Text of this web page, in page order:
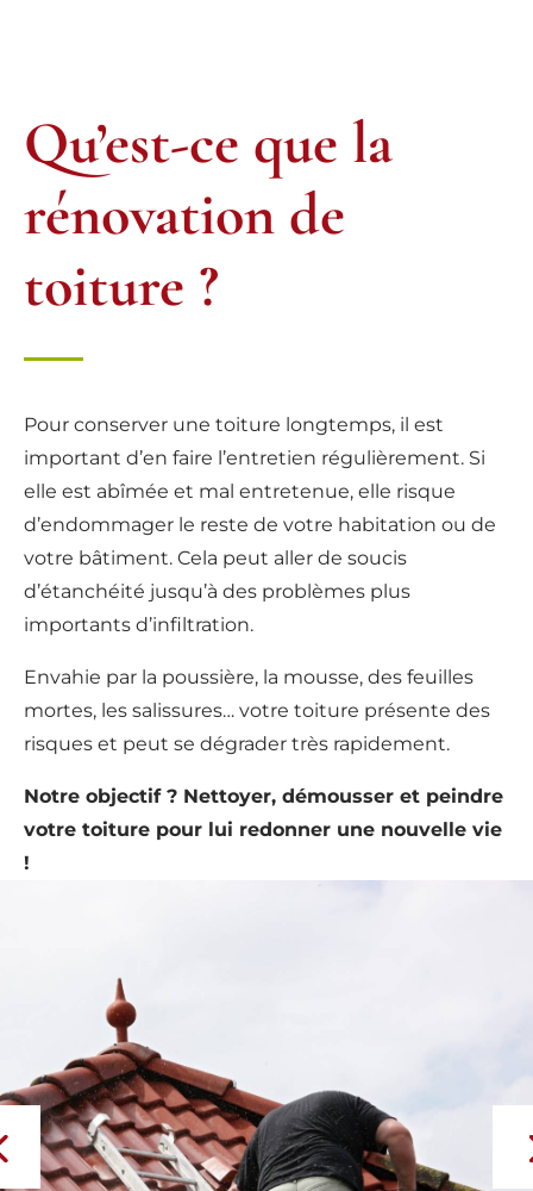
Qu’est-ce que la
rénovation de
toiture ?
Pour conserver une toiture longtemps, il est
important d’en faire l’entretien régulièrement. Si
elle est abîmée et mal entretenue, elle risque
d’endommager le reste de votre habitation ou de
votre bâtiment. Cela peut aller de soucis
d’étanchéité jusqu’à des problèmes plus
importants d’infiltration.
Envahie par la poussière, la mousse, des feuilles
mortes, les salissures… votre toiture présente des
risques et peut se dégrader très rapidement.
Notre objectif ? Nettoyer, démousser et peindre
votre toiture pour lui redonner une nouvelle vie
!